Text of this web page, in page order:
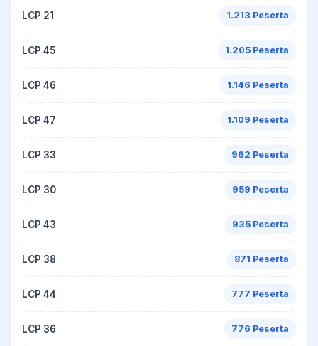
LCP 21 1.213 Peserta
LCP 45 1.205 Peserta
LCP 46 1.146 Peserta
LCP 47 1.109 Peserta
LCP 33 962 Peserta
LCP 30 959 Peserta
LCP 43 935 Peserta
LCP 38 871 Peserta
LCP 44 777 Peserta
LCP 36 776 Peserta